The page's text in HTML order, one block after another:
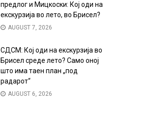
предлог и Мицкоски: Кој оди на
екскурзија во лето, во Брисел?
AUGUST 7, 2026
СДСМ: Кој оди на екскурзија во
Брисел среде лето? Само оној
што има таен план „под
радарот“
AUGUST 6, 2026